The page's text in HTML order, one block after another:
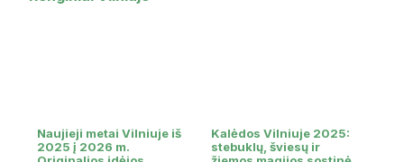
Naujieji metai Vilniuje iš
2025 į 2026 m.
Kalėdos Vilniuje 2025:
stebuklų, šviesų ir